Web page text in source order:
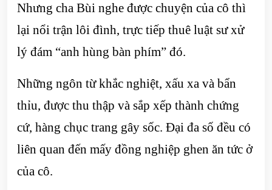
Nhưng cha Bùi nghe được chuyện của cô thì
lại nổi trận lôi đình, trực tiếp thuê luật sư xử
lý đám “anh hùng bàn phím” đó.
Những ngôn từ khắc nghiệt, xấu xa và bẩn
thỉu, được thu thập và sắp xếp thành chứng
cứ, hàng chục trang gây sốc. Đại đa số đều có
liên quan đến mấy đồng nghiệp ghen ăn tức ở
của cô.